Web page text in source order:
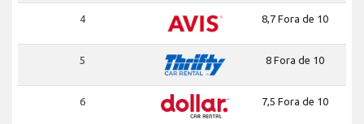
4 8,7 Fora de 10
5 8 Fora de 10
6 7,5 Fora de 10